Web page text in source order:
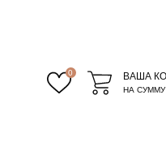
0 ВАША
НА СУММУ